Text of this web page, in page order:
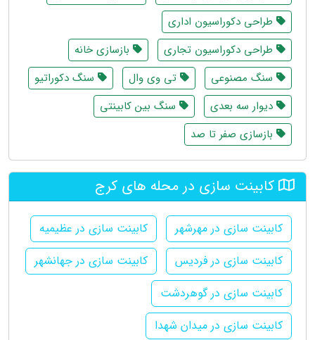
طراحی دکوراسیون اداری
طراحی دکوراسیون تجاری
بازسازی خانه
سنگ مصنوعی
تی وی وال
سنگ دکوراتیو
دیوار سه بعدی
سنگ بین کابینتی
بازسازی صفر تا صد
کابینت سازی در محله های کرج
کابینت سازی در مهرشهر
کابینت سازی در عظیمیه
کابینت سازی در فردیس
کابینت سازی در جهانشهر
کابینت سازی در گوهردشت
کابینت سازی در میدان شهدا